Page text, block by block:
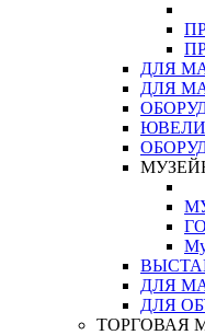
ДЛЯ
ДЛЯ
ДЛЯ
ДЛЯ
ТОРГОВАЯ